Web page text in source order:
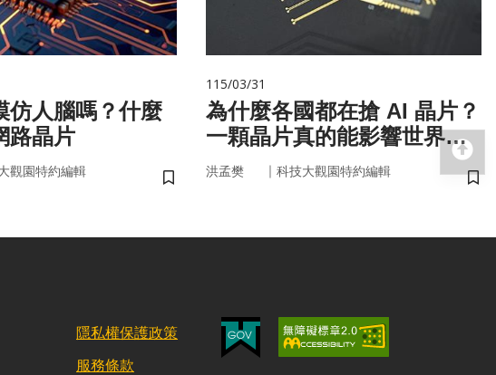
仿人腦嗎？什麼
路晶片
觀園特約編輯
儲存書籤
115/03/31
為什麼各國都在搶 AI 晶片？
一顆晶片真的能影響世界
嗎？
洪孟樊 ｜ 科技大觀園特約編輯
儲
隱私權保護政策
服務條款